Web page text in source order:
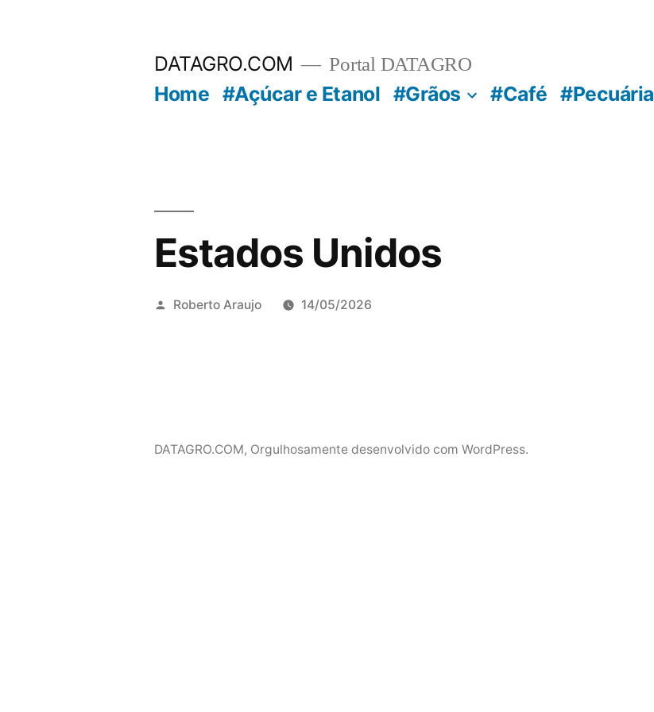
DATAGRO.COM Portal DATAGRO
Home #Açúcar e Etanol #Grãos #Café #Pecuária
Estados Unidos
Publicado
Roberto Araujo 14/05/2026
DATAGRO.COM, Orgulhosamente desenvolvido com WordPress.